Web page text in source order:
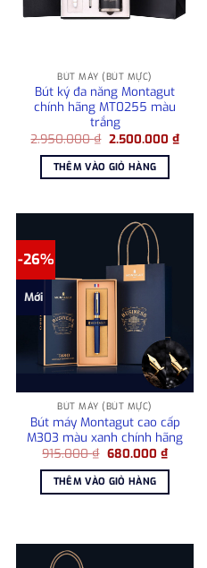
₫.
BÚT MÁY (BÚT MỰC)
Bút ký đa năng Montagut
chính hãng MT0255 màu
trắng
2.950.000₫ Giá
là:
2.950.000 ₫.
2.500.000 ₫Giá
hiện
THÊM VÀO GIỎ HÀNG
-26%
Mới
BÚT MÁY (BÚT MỰC)
Bút máy Montagut cao cấp
M303 màu xanh chính hãng
915.000₫ Giá
là:
915.000 ₫.
680.000 ₫Giá
tại
THÊM VÀO GIỎ HÀNG